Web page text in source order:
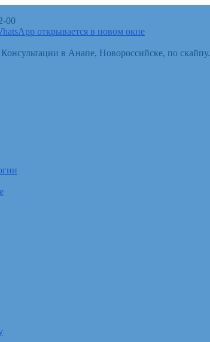
00
открывается в новом окне
в Анапе, Новороссийске, по скайпу.